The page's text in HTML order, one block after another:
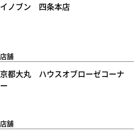
イノブン 四条本店
店舗
京都大丸 ハウスオブローゼコーナ
ー
店舗